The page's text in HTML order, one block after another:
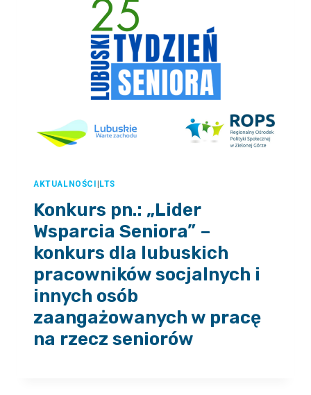
AKTUALNOŚCI LTS
Konkurs pn.: „Lider
Wsparcia Seniora” –
konkurs dla lubuskich
pracowników socjalnych i
innych osób
zaangażowanych w pracę
na rzecz seniorów